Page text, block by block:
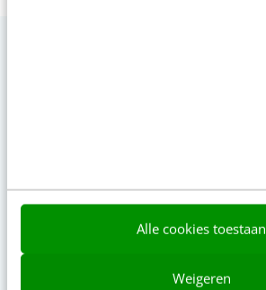
Alle cookies toestaan
Weigeren
00:00